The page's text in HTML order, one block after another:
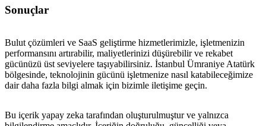
Sonuçlar
Bulut çözümleri ve SaaS geliştirme hizmetlerimizle, işletmenizin
performansını artırabilir, maliyetlerinizi düşürebilir ve rekabet
gücünüzü üst seviyelere taşıyabilirsiniz. İstanbul Ümraniye Atatürk
bölgesinde, teknolojinin gücünü işletmenize nasıl katabileceğimize
dair daha fazla bilgi almak için bizimle iletişime geçin.
Bu içerik yapay zeka tarafından oluşturulmuştur ve yalnızca